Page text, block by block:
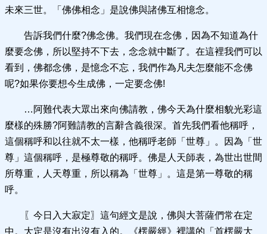
未來三世。「佛佛相念」是說佛與諸佛互相憶念。
告訴我們什麼?佛念佛。我們現在念佛，因為不知道為什
麼要念佛，所以堅持不下去，念念就中斷了。在這裡我們可以
看到，佛都念佛，是憶念不忘，我們作為凡夫怎麼能不念佛
呢?如果你要想今生成佛，一定要念佛!
…阿難代表大眾出來向佛請教，佛今天為什麼相貌光彩這
麼樣的殊勝?阿難請教的言辭含義很深。首先我們看他稱呼，
這個稱呼和以往就不太一樣，他稱呼老師「世尊」。因為「世
尊」這個稱呼，是極尊敬的稱呼。佛是人天師表，為世出世間
所尊重，人天尊重，所以稱為「世尊」。這是第一尊敬的稱
呼。
〖今日入大寂定〗這句經文是說，佛與大菩薩們常在定
中。大定是沒有出沒有入的。《楞嚴經》裡講的「首楞嚴大